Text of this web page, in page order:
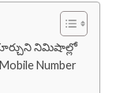
నిమిషాల్లో
Number